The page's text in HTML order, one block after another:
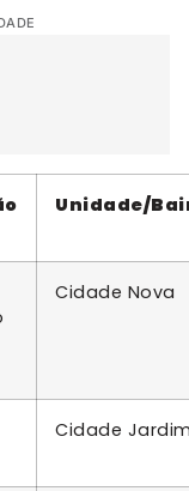
Unidade/
Cidade Nova
Cidade